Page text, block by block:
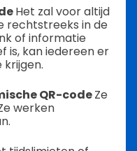
Het zal voor altijd
rechtstreeks in de
of informatie
is, kan iedereen er
QR-codeZe
werken